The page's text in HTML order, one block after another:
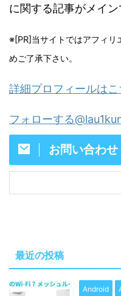
に関する記事がメイン
※[PR]当サイトではアフィリ
めご了承下さい。
詳細プロフィールはこ
フォローする
お問い合わせ
最近の投稿
Android